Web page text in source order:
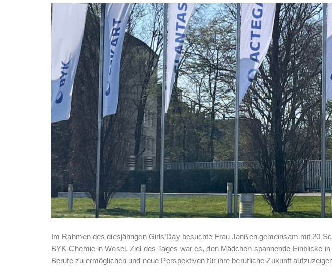
Im Rahmen des diesjährigen Girls’Day besuchte Frau Janßen gemeinsam mit 20
BYK-Chemie in Wesel. Ziel des Tages war es, den Mädchen spannende Einblicke
Berufe zu ermöglichen und neue Perspektiven für ihre berufliche Zukunft